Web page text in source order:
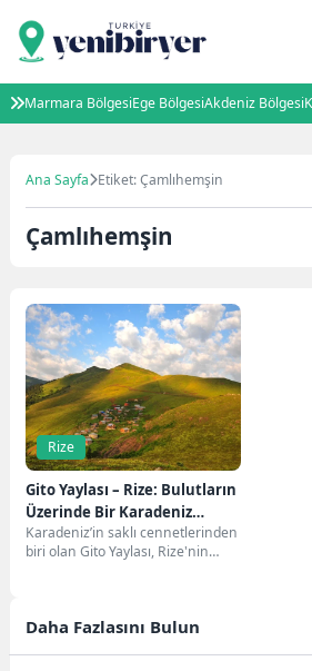
Marmara BölgesiEge BölgesiAkdeniz Bölgesi
Ana Sayfa Etiket: Çamlıhemşin
Çamlıhemşin
Rize
Gito Yaylası – Rize: Bulutların
Üzerinde Bir Karadeniz
Masalı 🌿☁️
Karadeniz’in saklı cennetlerinden
biri olan Gito Yaylası, Rize'nin
Daha Fazlasını Bulun